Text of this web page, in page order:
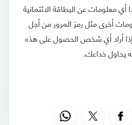
معلومات عن البطاقة الائتمانية
أخرى مثل رمز المرور من أجل
أراد أي شخص الحصول على هذه
يحاول خداعك.